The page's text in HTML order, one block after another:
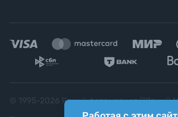
Яркий фотомаркет ("Яркий